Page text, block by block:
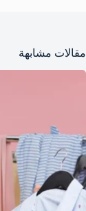
مقالات مشابهة